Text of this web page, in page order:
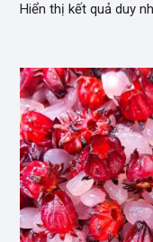
Hiển thị kết quả duy